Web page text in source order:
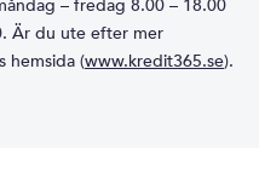
– fredag 8.00 – 18.00
Är du ute efter mer
hemsida (www.kredit365.se).